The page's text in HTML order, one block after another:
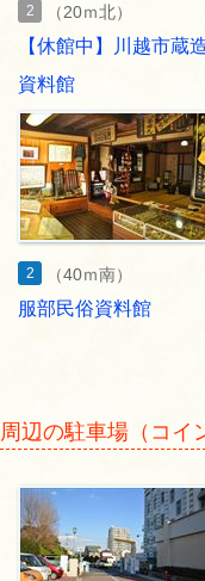
2 （20ｍ北）
【休館中】川越市蔵
資料館
2 （40ｍ南）
服部民俗資料館
周辺の駐車場（コイ